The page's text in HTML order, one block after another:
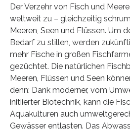
Der Verzehr von Fisch und
weltweit zu – gleichzeitig
Meeren, Seen und Flüssen. Um
Bedarf zu stillen, werden
mehr Fische in großen
gezüchtet. Die natürlichen
Meeren, Flüssen und Seen
denn: Dank moderner, vom
initiierter Biotechnik, kann die
Aquakulturen auch
Gewässer entlasten. Das